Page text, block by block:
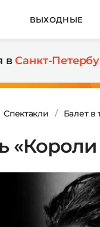
ВЫХОДНЫЕ
вСанкт-
Спектакли Балет в